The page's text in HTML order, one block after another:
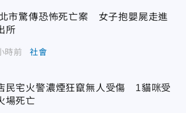
市驚傳恐怖死亡案 女子抱嬰屍走進
所
時前 社會
民宅火警濃煙狂竄無人受傷 1貓咪受
場死亡